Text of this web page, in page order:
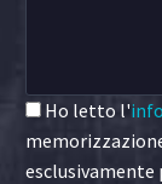
Ho letto l'